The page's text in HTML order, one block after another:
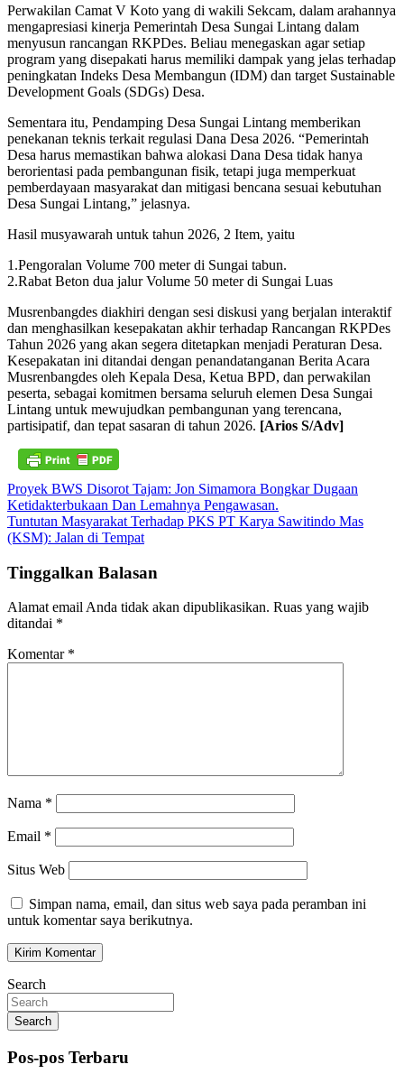
Perwakilan Camat V Koto yang di wakili Sekcam, dalam arahannya
mengapresiasi kinerja Pemerintah Desa Sungai Lintang dalam
menyusun rancangan RKPDes. Beliau menegaskan agar setiap
program yang disepakati harus memiliki dampak yang jelas terhadap
peningkatan Indeks Desa Membangun (IDM) dan target Sustainable
Development Goals (SDGs) Desa.
Sementara itu, Pendamping Desa Sungai Lintang memberikan
penekanan teknis terkait regulasi Dana Desa 2026. “Pemerintah
Desa harus memastikan bahwa alokasi Dana Desa tidak hanya
berorientasi pada pembangunan fisik, tetapi juga memperkuat
pemberdayaan masyarakat dan mitigasi bencana sesuai kebutuhan
Desa Sungai Lintang,” jelasnya.
Hasil musyawarah untuk tahun 2026, 2 Item, yaitu
1.Pengoralan Volume 700 meter di Sungai tabun.
2.Rabat Beton dua jalur Volume 50 meter di Sungai Luas
Musrenbangdes diakhiri dengan sesi diskusi yang berjalan interaktif
dan menghasilkan kesepakatan akhir terhadap Rancangan RKPDes
Tahun 2026 yang akan segera ditetapkan menjadi Peraturan Desa.
Kesepakatan ini ditandai dengan penandatanganan Berita Acara
Musrenbangdes oleh Kepala Desa, Ketua BPD, dan perwakilan
peserta, sebagai komitmen bersama seluruh elemen Desa Sungai
Lintang untuk mewujudkan pembangunan yang terencana,
partisipatif, dan tepat sasaran di tahun 2026. [Arios S/Adv]
Navigasi
pos
Proyek BWS Disorot Tajam: Jon Simamora Bongkar Dugaan
Ketidakterbukaan Dan Lemahnya Pengawasan.
Tuntutan Masyarakat Terhadap PKS PT Karya Sawitindo Mas
(KSM): Jalan di Tempat
Tinggalkan Balasan
Alamat email Anda tidak akan dipublikasikan. Ruas yang wajib
ditandai *
Komentar *
Nama *
Email *
Situs Web
Simpan nama, email, dan situs web saya pada peramban ini
untuk komentar saya berikutnya.
Search
Search
Pos-pos Terbaru